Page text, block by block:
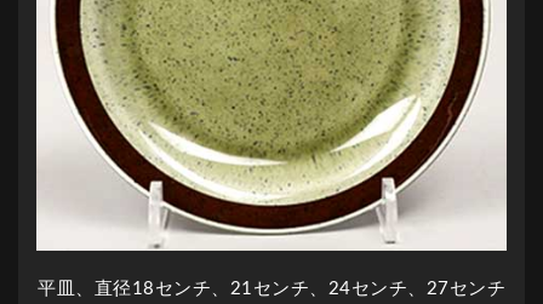
平皿、直径18センチ、21センチ、24センチ、27センチ